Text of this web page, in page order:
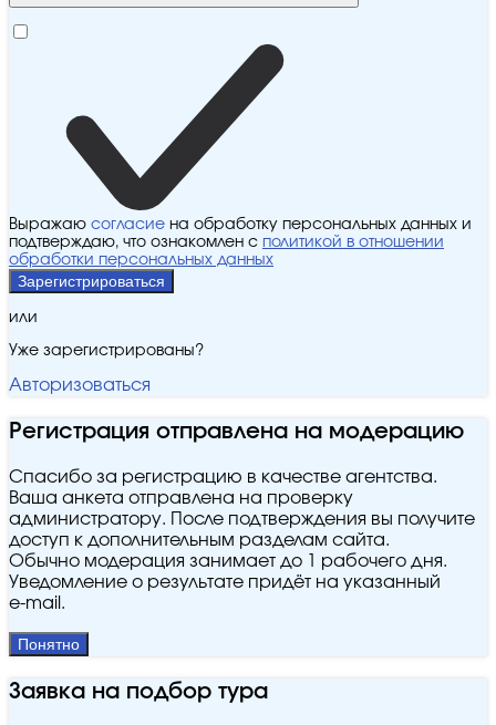
Выражаю согласие на обработку персональных данных и
подтверждаю, что ознакомлен с политикой в отношении
обработки персональных данных
Зарегистрироваться
или
Уже зарегистрированы?
Авторизоваться
Регистрация отправлена на модерацию
Спасибо за регистрацию в качестве агентства.
Ваша анкета отправлена на проверку
администратору. После подтверждения вы получите
доступ к дополнительным разделам сайта.
Обычно модерация занимает до 1 рабочего дня.
Уведомление о результате придёт на указанный
e‑mail.
Понятно
Заявка на подбор тура